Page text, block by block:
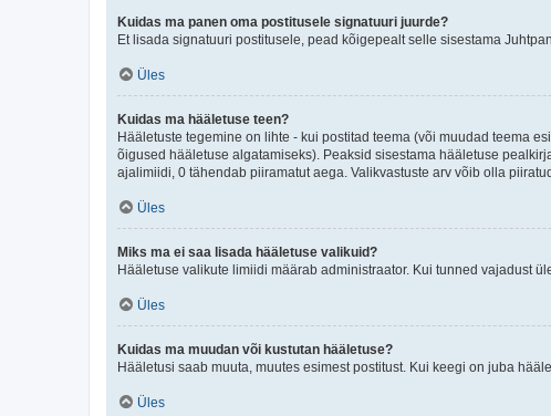
Kuidas ma panen oma postitusele signatuuri juurde?
Et lisada signatuuri postitusele, pead kõigepealt selle sisestama
Üles
Kuidas ma hääletuse teen?
Hääletuste tegemine on lihte - kui postitad teema (või muudad teema
õigused hääletuse algatamiseks). Peaksid sisestama hääletuse
ajalimiidi, 0 tähendab piiramatut aega. Valikvastuste arv võib olla
Üles
Miks ma ei saa lisada hääletuse valikuid?
Hääletuse valikute limiidi määrab administraator. Kui tunned vajadust
Üles
Kuidas ma muudan või kustutan hääletuse?
Hääletusi saab muuta, muutes esimest postitust. Kui keegi on juba
Üles